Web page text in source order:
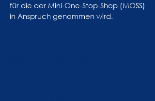
für die der Mini-One-Stop-Shop (MOSS)
in Anspruch genommen wird.